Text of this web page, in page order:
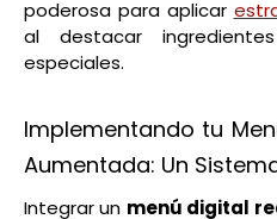
poderosa para aplicar
al destacar
especiales.
Implementando tu
Aumentada: Un
Integrar un menú digital